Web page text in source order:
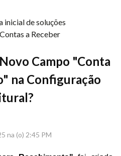
inicial de soluções
Contas a Receber
Campo "Conta
na Configuração
na (o) 2:45 PM